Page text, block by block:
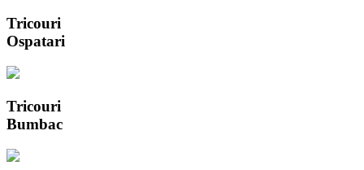
Tricouri
Ospatari
Tricouri
Bumbac